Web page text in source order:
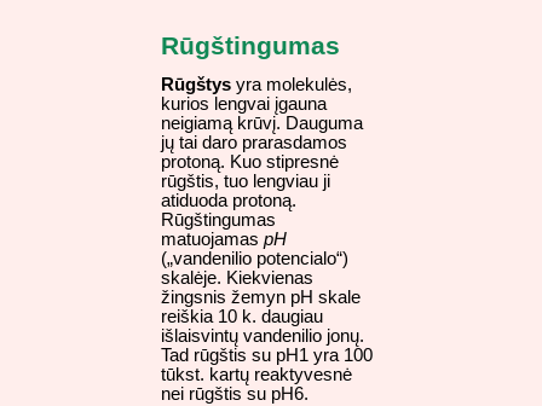
Rūgštingumas
Rūgštys yra molekulės,
kurios lengvai įgauna
neigiamą krūvį. Dauguma
jų tai daro prarasdamos
protoną. Kuo stipresnė
rūgštis, tuo lengviau ji
atiduoda protoną.
Rūgštingumas
matuojamas pH
(„vandenilio potencialo“)
skalėje. Kiekvienas
žingsnis žemyn pH skale
reiškia 10 k. daugiau
išlaisvintų vandenilio jonų.
Tad rūgštis su pH1 yra 100
tūkst. kartų reaktyvesnė
nei rūgštis su pH6.